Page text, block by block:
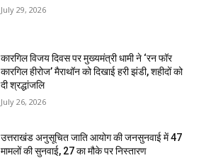
July 29, 2026
कारगिल विजय दिवस पर मुख्यमंत्री धामी ने ‘रन फॉर
कारगिल हीरोज’ मैराथॉन को दिखाई हरी झंडी, शहीदों को
दी श्रद्धांजलि
July 26, 2026
उत्तराखंड अनुसूचित जाति आयोग की जनसुनवाई में 47
मामलों की सुनवाई, 27 का मौके पर निस्तारण